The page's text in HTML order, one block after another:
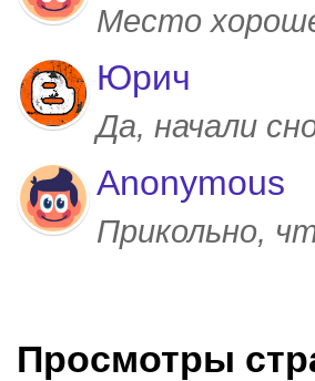
Место
Юрич
Да, начали
Anonymous
Прикольно,
Просмотры